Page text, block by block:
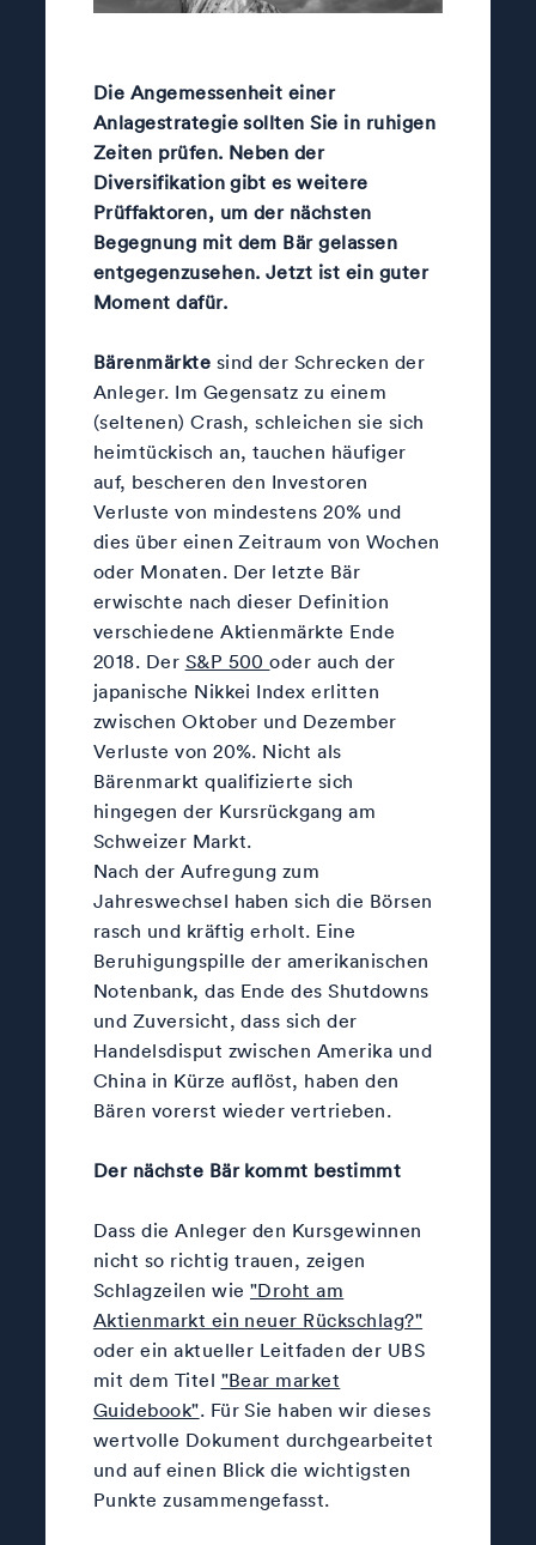
Die Angemessenheit einer
Anlagestrategie sollten Sie in ruhigen
Zeiten prüfen. Neben der
Diversifikation gibt es weitere
Prüffaktoren, um der nächsten
Begegnung mit dem Bär gelassen
entgegenzusehen. Jetzt ist ein guter
Moment dafür.
Bärenmärkte sind der Schrecken der
Anleger. Im Gegensatz zu einem
(seltenen) Crash, schleichen sie sich
heimtückisch an, tauchen häufiger
auf, bescheren den Investoren
Verluste von mindestens 20% und
dies über einen Zeitraum von Wochen
oder Monaten. Der letzte Bär
erwischte nach dieser Definition
verschiedene Aktienmärkte Ende
2018. Der S&P 500oder auch der
japanische Nikkei Index erlitten
zwischen Oktober und Dezember
Verluste von 20%. Nicht als
Bärenmarkt qualifizierte sich
hingegen der Kursrückgang am
Schweizer Markt.
Nach der Aufregung zum
Jahreswechsel haben sich die Börsen
rasch und kräftig erholt. Eine
Beruhigungspille der amerikanischen
Notenbank, das Ende des Shutdowns
und Zuversicht, dass sich der
Handelsdisput zwischen Amerika und
China in Kürze auflöst, haben den
Bären vorerst wieder vertrieben.
Der nächste Bär kommt bestimmt
Dass die Anleger den Kursgewinnen
nicht so richtig trauen, zeigen
Schlagzeilen wie "Droht am
Aktienmarkt ein neuer Rückschlag?"
oder ein aktueller Leitfaden der UBS
mit dem Titel "Bear market
Guidebook". Für Sie haben wir dieses
wertvolle Dokument durchgearbeitet
und auf einen Blick die wichtigsten
Punkte zusammengefasst.